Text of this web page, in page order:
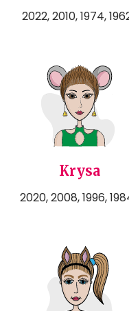
2022, 2010, 1974,
Krysa
2020, 2008, 1996,